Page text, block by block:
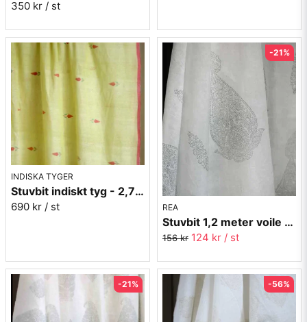
350 kr / st
INDISKA TYGER
Stuvbit indiskt tyg - 2,7 meter nr.9
690 kr / st REA
Stuvbit 1,2 meter voile - Pendel grå - 150 cm bred
156 kr 124 kr / st
-21%
-21% -56%